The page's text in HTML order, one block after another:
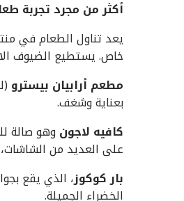
أكثر من مجرد تجربة
يعد تناول الطعام في
خاص. يستطيع الضيوف
مطعم أرابيان بيسترو
بعناية وشغف.
كافيه لاجون وهو صالة
على العديد من الشاشات،
بار كوكوز، الذي يقع
الخضراء الجميلة.